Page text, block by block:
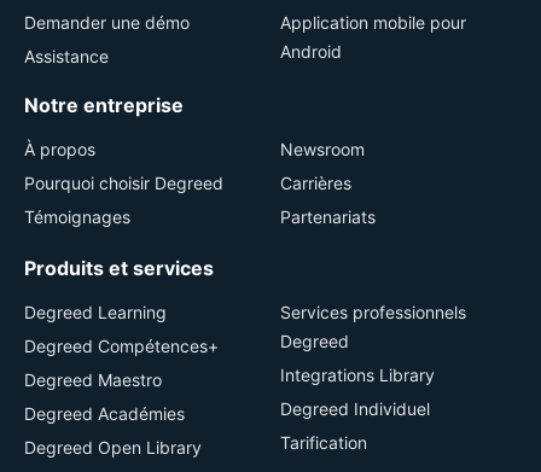
Demander une démo
Assistance
Application mobile pour
Android
Notre entreprise
À propos
Pourquoi choisir Degreed
Témoignages
Newsroom
Carrières
Partenariats
Produits et services
Degreed Learning
Degreed Compétences+
Degreed Maestro
Degreed Académies
Degreed Open Library
Services professionnels
Degreed
Integrations Library
Degreed Individuel
Tarification